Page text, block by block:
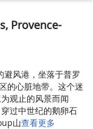
Provence-
风港，坐落于普罗
的心脏地带。这个迷
观止的风景而闻
过中世纪的鹅卵石
山查看更多